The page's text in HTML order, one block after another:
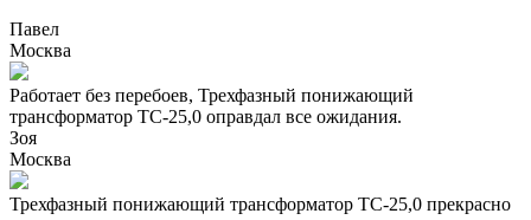
Павел
Москва
Работает без перебоев, Трехфазный понижающий
трансформатор ТС-25,0 оправдал все ожидания.
Зоя
Москва
Трехфазный понижающий трансформатор ТС-25,0 прекрасно